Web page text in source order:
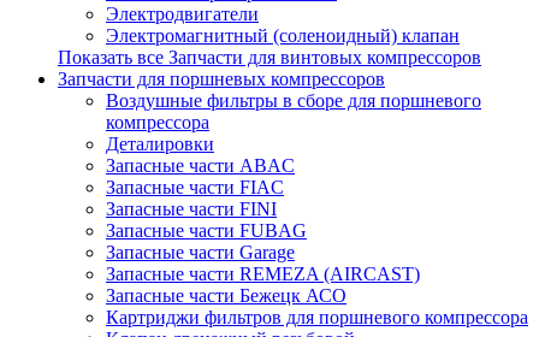
Электродвигатели
Электромагнитный (соленоидный) клапан
Показать все Запчасти для винтовых компрессоров
Запчасти для поршневых компрессоров
Воздушные фильтры в сборе для поршневого
компрессора
Деталировки
Запасные части ABAC
Запасные части FIAC
Запасные части FINI
Запасные части FUBAG
Запасные части Garage
Запасные части REMEZA (AIRCAST)
Запасные части Бежецк АСО
Картриджи фильтров для поршневого компрессора